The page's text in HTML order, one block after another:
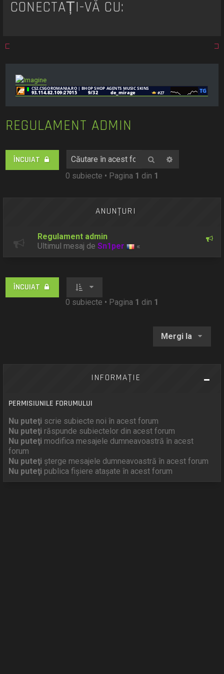
t
CONECTAȚI-VĂ CU:
REGULAMENT ADMIN
ÎNCUIAT Căutare
0 subiecte • Pagina 1 din 1
ANUNŢURI
Regulament admin
Ultimul mesaj deSn1per «
ÎNCUIAT
0 subiecte • Pagina 1 din 1
Mergi la
INFORMAŢIE
PERMISIUNILE FORUMULUI
Nu puteţi scrie subiecte noi în acest forum
Nu puteţi răspunde subiectelor din acest forum
Nu puteţi modifica mesajele dumneavoastră în acest
forum
Nu puteţi şterge mesajele dumneavoastră în acest forum
Nu puteţi publica fişiere ataşate în acest forum